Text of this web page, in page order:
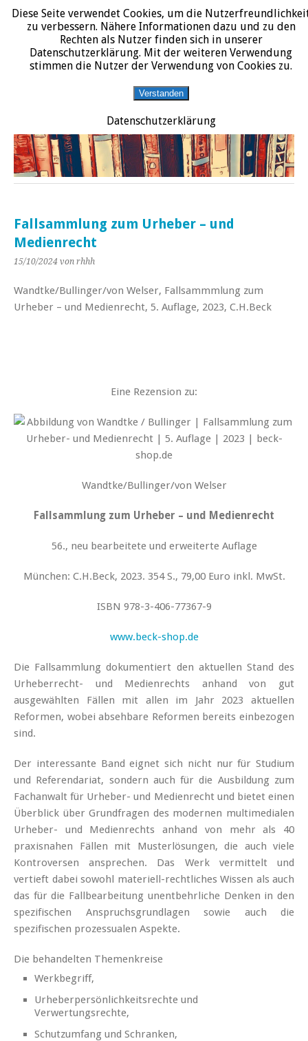
START DATENSCHUTZERKLÄRUNG IMPRESSUM ÜBER JURALIT
JURALIT
Rezensionen juristischer Literatur
Fallsammlung zum Urheber – und
Medienrecht
15/10/2024 von rhhh
Wandtke/Bullinger/von Welser, Fallsammmlung zum
Urheber – und Medienrecht, 5. Auflage, 2023, C.H.Beck
Eine Rezension zu:
Wandtke/Bullinger/von Welser
Fallsammlung zum Urheber – und Medienrecht
56., neu bearbeitete und erweiterte Auflage
München: C.H.Beck, 2023. 354 S., 79,00 Euro inkl. MwSt.
ISBN 978-3-406-77367-9
www.beck-shop.de
Die Fallsammlung dokumentiert den aktuellen Stand des
Urheberrecht- und Medienrechts anhand von gut
ausgewählten Fällen mit allen im Jahr 2023 aktuellen
Reformen, wobei absehbare Reformen bereits einbezogen
sind.
Der interessante Band eignet sich nicht nur für Studium
und Referendariat, sondern auch für die Ausbildung zum
Fachanwalt für Urheber- und Medienrecht und bietet einen
Überblick über Grundfragen des modernen multimedialen
Urheber- und Medienrechts anhand von mehr als 40
praxisnahen Fällen mit Musterlösungen, die auch viele
Kontroversen ansprechen. Das Werk vermittelt und
vertieft dabei sowohl materiell-rechtliches Wissen als auch
das für die Fallbearbeitung unentbehrliche Denken in den
spezifischen Anspruchsgrundlagen sowie auch die
spezifischen prozessualen Aspekte.
Die behandelten Themenkreise
Werkbegriff,
Urheberpersönlichkeitsrechte und
Verwertungsrechte,
Schutzumfang und Schranken,
Diese Seite verwendet Cookies, um die
zu verbessern. Nähere Informationen dazu und zu den
Rechten als Nutzer finden sich in unserer
Datenschutzerklärung. Mit der weiteren Verwendung
stimmen die Nutzer der Verwendung von Cookies zu.
Verstanden
Datenschutzerklärung